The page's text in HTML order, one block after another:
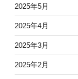
2025年5月
2025年4月
2025年3月
2025年2月